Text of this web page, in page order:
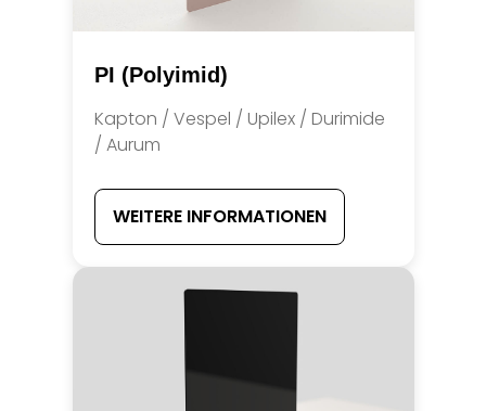
PI (Polyimid)
Kapton / Vespel / Upilex / Durimide
/ Aurum
WEITERE INFORMATIONEN